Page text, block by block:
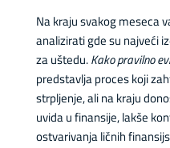
Na kraju svakog meseca
analizirati gde su najveći
za uštedu.Kako pravilno
predstavlja proces koji
strpljenje, ali na kraju
uvida u finansije, lakše
ostvarivanja ličnih